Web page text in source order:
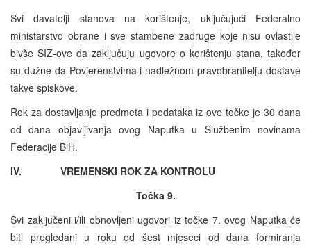
Svi davatelji stanova na korištenje, uključujući Federalno
ministarstvo obrane i sve stambene zadruge koje nisu ovlastile
bivše SIZ-ove da zaključuju ugovore o korištenju stana, također
su dužne da Povjerenstvima i nadležnom pravobranitelju dostave
takve spiskove.
Rok za dostavljanje predmeta i podataka iz ove točke je 30 dana
od dana objavljivanja ovog Naputka u Službenim novinama
Federacije BiH.
IV. VREMENSKI ROK ZA KONTROLU
Točka 9.
Svi zaključeni i/ili obnovljeni ugovori iz točke 7. ovog Naputka će
biti pregledani u roku od šest mjeseci od dana formiranja